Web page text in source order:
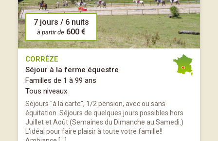
7 jours / 6 nuits
à partir de 600 €
CORRÈZE
Séjour à la ferme équestre
Familles de 1 à 99 ans
Tous niveaux
Séjours "à la carte", 1/2 pension, avec ou sans
équitation. Séjours de quelques jours possibles hors
Juillet et Août (Semaines du Dimanche au Samedi.)
L'idéal pour faire plaisir à toute votre famille!!